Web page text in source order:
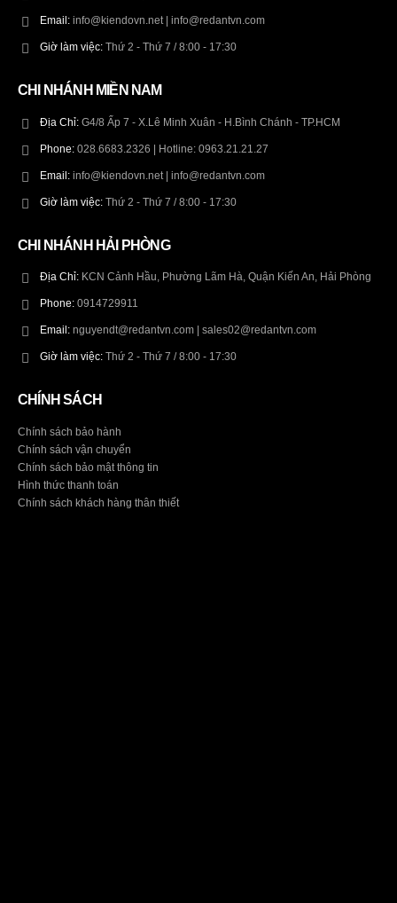
Email: info@kiendovn.net | info@redantvn.com
Giờ làm việc: Thứ 2 - Thứ 7 / 8:00 - 17:30
CHI NHÁNH MIỀN NAM
Địa Chỉ: G4/8 Ấp 7 - X.Lê Minh Xuân - H.Bình Chánh - TP.HCM
Phone: 028.6683.2326 | Hotline: 0963.21.21.27
Email: info@kiendovn.net | info@redantvn.com
Giờ làm việc: Thứ 2 - Thứ 7 / 8:00 - 17:30
CHI NHÁNH HẢI PHÒNG
Địa Chỉ: KCN Cảnh Hầu, Phường Lãm Hà, Quận Kiến An, Hải Phòng
Phone: 0914729911
Email: nguyendt@redantvn.com | sales02@redantvn.com
Giờ làm việc: Thứ 2 - Thứ 7 / 8:00 - 17:30
CHÍNH SÁCH
Chính sách bảo hành
Chính sách vận chuyển
Chính sách bảo mật thông tin
Hình thức thanh toán
Chính sách khách hàng thân thiết